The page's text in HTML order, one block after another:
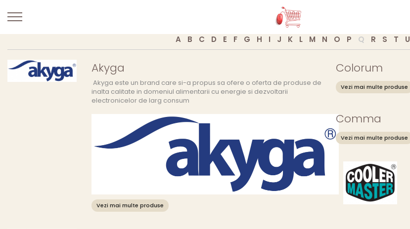
A B C D E F G H I J K L M N O P Q R S T U
Akyga
Akyga este un brand care si-a propus sa ofere o oferta de produse de
inalta calitate in domeniul alimentarii cu energie si dezvoltarii
electronicelor de larg consum
Vezi mai multe produse
Colorum
Vezi mai multe produse
Comma
Vezi mai multe produse